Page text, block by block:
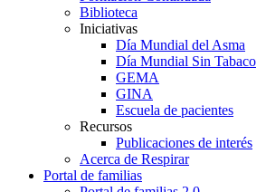
Biblioteca
Iniciativas
Día Mundial del Asma
Día Mundial Sin Tabaco
GEMA
GINA
Escuela de pacientes
Recursos
Publicaciones de interés
Acerca de Respirar
Portal de familias